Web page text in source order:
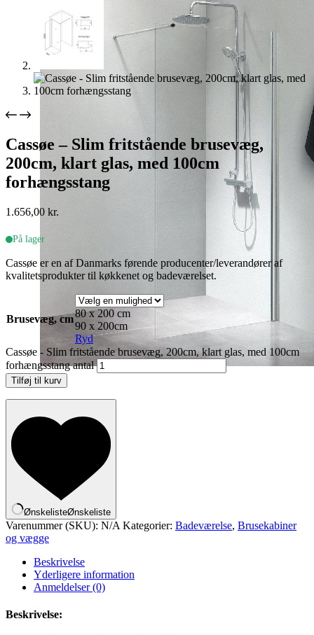
Cassøe – Slim fritstående brusevæg,
200cm, klart glas, med 100cm
forhængsstang
1.656,00 kr.
På lager
Cassøe er en af Danmarks førende producenter/leverandører af
kvalitetsprodukter til køkkenet og badeværelset.
Brusevæg, cm80 x 200 cm
90 x 200cm
Ryd
Cassøe - Slim fritstående brusevæg, 200cm, klart glas, med 100cm
forhængsstang antal
Tilføj til kurv
ØnskelisteØnskeliste
Varenummer (SKU): N/A Kategorier: Badeværelse, Brusekabiner
og vægge
Beskrivelse
Yderligere information
Anmeldelser (0)
Beskrivelse: